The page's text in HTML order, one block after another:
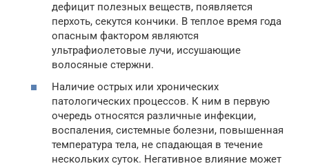
дефицит полезных веществ, появляется
перхоть, секутся кончики. В теплое время года
опасным фактором являются
ультрафиолетовые лучи, иссушающие
волосяные стержни.
Наличие острых или хронических
патологических процессов. К ним в первую
очередь относятся различные инфекции,
воспаления, системные болезни, повышенная
температура тела, не спадающая в течение
нескольких суток. Негативное влияние может